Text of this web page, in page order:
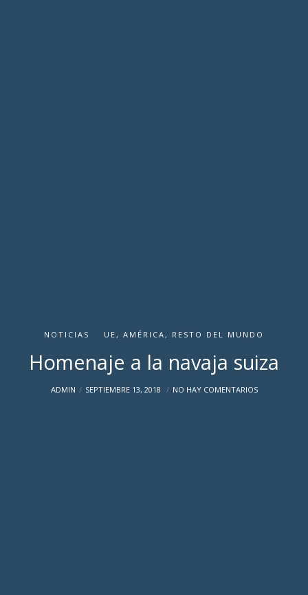
NOTICIAS UE, AMÉRICA, RESTO DEL MUNDO
Homenaje a la navaja suiza
ADMIN SEPTIEMBRE 13, 2018 NO HAY COMENTARIOS